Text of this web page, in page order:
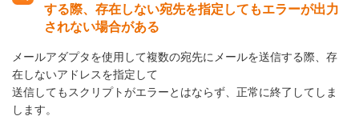
する際、存在しない宛先を指定してもエラーが出力
されない場合がある
メールアダプタを使用して複数の宛先にメールを送信する際、存
在しないアドレスを指定して
送信してもスクリプトがエラーとはならず、正常に終了してしま
します。